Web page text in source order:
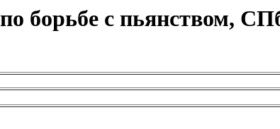
борьбе с пьянством,